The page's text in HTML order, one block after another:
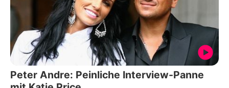
Peter Andre: Peinliche Interview-Panne